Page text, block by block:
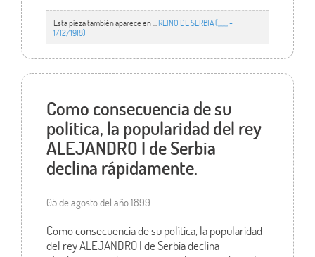
Esta pieza también aparece en ... REINO DE SERBIA (,,,,,,, -
1/12/1918)
Como consecuencia de su
política, la popularidad del rey
ALEJANDRO I de Serbia
declina rápidamente.
05 de agosto del año 1899
Como consecuencia de su política, la popularidad
del rey ALEJANDRO I de Serbia declina